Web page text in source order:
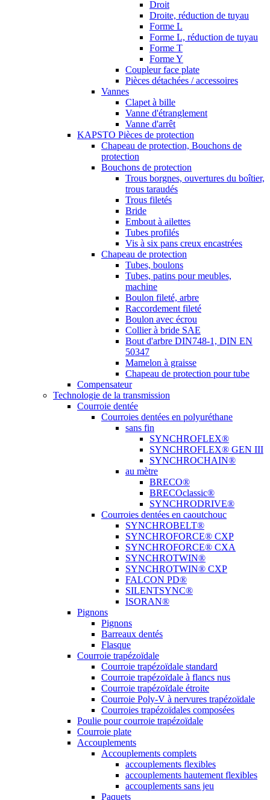
Droit
Droite, réduction de tuyau
Forme L
Forme L, réduction de tuyau
Forme T
Forme Y
Coupleur face plate
Pièces détachées / accessoires
Vannes
Clapet à bille
Vanne d'étranglement
Vanne d'arrêt
KAPSTO Pièces de protection
Chapeau de protection, Bouchons de
protection
Bouchons de protection
Trous borgnes, ouvertures du boîtier,
trous taraudés
Trous filetés
Bride
Embout à ailettes
Tubes profilés
Vis à six pans creux encastrées
Chapeau de protection
Tubes, boulons
Tubes, patins pour meubles,
machine
Boulon fileté, arbre
Raccordement fileté
Boulon avec écrou
Collier à bride SAE
Bout d'arbre DIN748-1, DIN EN
50347
Mamelon à graisse
Chapeau de protection pour tube
Compensateur
Technologie de la transmission
Courroie dentée
Courroies dentées en polyuréthane
sans fin
SYNCHROFLEX®
SYNCHROFLEX® GEN III
SYNCHROCHAIN®
au mètre
BRECO®
BRECOclassic®
SYNCHRODRIVE®
Courroies dentées en caoutchouc
SYNCHROBELT®
SYNCHROFORCE® CXP
SYNCHROFORCE® CXA
SYNCHROTWIN®
SYNCHROTWIN® CXP
FALCON PD®
SILENTSYNC®
ISORAN®
Pignons
Pignons
Barreaux dentés
Flasque
Courroie trapézoïdale
Courroie trapézoïdale standard
Courroie trapézoïdale à flancs nus
Courroie trapézoïdale étroite
Courroie Poly-V à nervures trapézoïdale
Courroies trapézoïdales composées
Poulie pour courroie trapézoïdale
Courroie plate
Accouplements
Accouplements complets
accouplements flexibles
accouplements hautement flexibles
accouplements sans jeu
Paquets